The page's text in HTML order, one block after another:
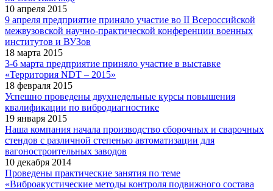
10 апреля 2015
9 апреля предприятие приняло участие во II Всероссийской
межвузовской научно-практической конференции военных
институтов и ВУЗов
18 марта 2015
3-6 марта предприятие приняло участие в выставке
«Территория NDT – 2015»
18 февраля 2015
Успешно проведены двухнедельные курсы повышения
квалификации по вибродиагностике
19 января 2015
Наша компания начала производство сборочных и сварочных
стендов с различной степенью автоматизации для
вагоностроительных заводов
10 декабря 2014
Проведены практические занятия по теме
«Виброакустические методы контроля подвижного состава